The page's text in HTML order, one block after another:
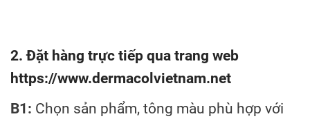
2. Đặt hàng trực tiếp qua trang web
https://www.dermacolvietnam.net
B1: Chọn sản phẩm, tông màu phù hợp với